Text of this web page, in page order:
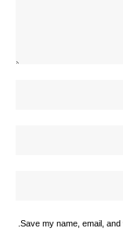
Save my name, email,